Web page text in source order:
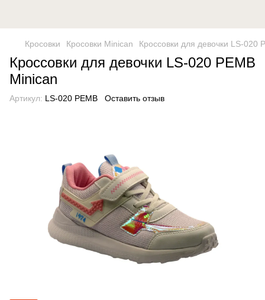
Кросовки Кросовки Minican Кроссовки для девочки LS-020
Кроссовки для девочки LS-020 PEMB
Minican
Артикул: LS-020 PEMB Оставить отзыв